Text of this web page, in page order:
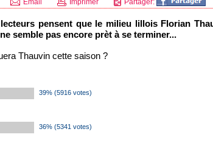
Email Imprimer Partager:
pensent que le milieu lillois Florian
semble pas encore prèt à se terminer...
Thauvin cette saison ?
39% (5916 votes)
36% (5341 votes)